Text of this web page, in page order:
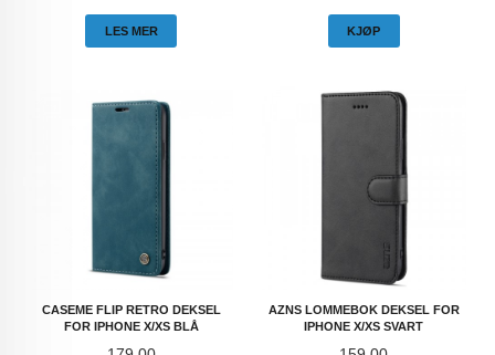
LES MER KJØP
CASEME FLIP RETRO DEKSEL
FOR IPHONE X/XS BLÅ
AZNS LOMMEBOK DEKSEL FOR
IPHONE X/XS SVART